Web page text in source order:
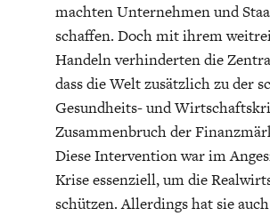
ENERGIE &
machten Unternehmen und
schaffen. Doch mit ihrem
Handeln verhinderten die
dass die Welt zusätzlich zu der
Gesundheits- und
Zusammenbruch der
Diese Intervention war im
Krise essenziell, um die
schützen. Allerdings hat sie